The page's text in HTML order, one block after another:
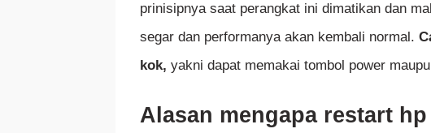
prinisipnya saat perangkat ini dimatikan dan
segar dan performanya akan kembali normal.
kok, yakni dapat memakai tombol power
Alasan mengapa restart